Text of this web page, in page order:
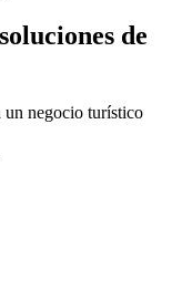
soluciones de
un negocio turístico